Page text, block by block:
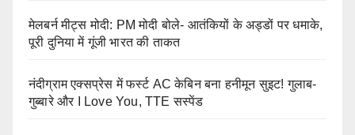
मेलबर्न मीट्स मोदी: PM मोदी बोले- आतंकियों के अड्डों पर धमाके,
पूरी दुनिया में गूंजी भारत की ताकत
नंदीग्राम एक्सप्रेस में फर्स्ट AC केबिन बना हनीमून सुइट! गुलाब-
गुब्बारे और I Love You, TTE सस्पेंड